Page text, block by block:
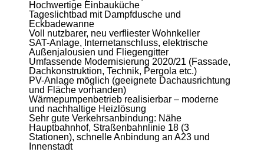
Hochwertige Einbauküche
Tageslichtbad mit Dampfdusche und
Eckbadewanne
Voll nutzbarer, neu verfliester Wohnkeller
SAT-Anlage, Internetanschluss, elektrische
Außenjalousien und Fliegengitter
Umfassende Modernisierung 2020/21 (Fassade,
Dachkonstruktion, Technik, Pergola etc.)
PV-Anlage möglich (geeignete Dachausrichtung
und Fläche vorhanden)
Wärmepumpenbetrieb realisierbar – moderne
und nachhaltige Heizlösung
Sehr gute Verkehrsanbindung: Nähe
Hauptbahnhof, Straßenbahnlinie 18 (3
Stationen), schnelle Anbindung an A23 und
Innenstadt